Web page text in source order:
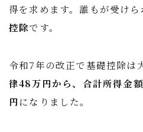
得を求めます。誰もが受け
控除です。
令和7年の改正で基礎控除は
律48万円から、合計所得金
円になりました。